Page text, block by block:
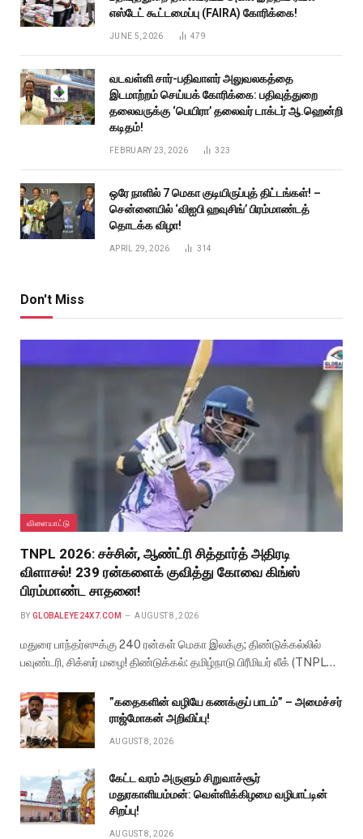
எஸ்டேட் கூட்டமைப்பு (FAIRA) கோரிக்கை!
JUNE 5, 2026 479
வடவள்ளி சார்-பதிவாளர் அலுவலகத்தை
இடமாற்றம் செய்யக் கோரிக்கை: பதிவுத்துறை
தலைவருக்கு ‘பெயிரா’ தலைவர் டாக்டர் ஆ.ஹென்றி
கடிதம்!
FEBRUARY 23, 2026 323
ஒரே நாளில் 7 மெகா குடியிருப்புத் திட்டங்கள்! –
சென்னையில் ‘விஐபி ஹவுசிங்’ பிரம்மாண்டத்
தொடக்க விழா!
APRIL 29, 2026 314
Don't Miss
விளையாட்டு
TNPL 2026: சச்சின், ஆண்ட்ரி சித்தார்த் அதிரடி
விளாசல்! 239 ரன்களைக் குவித்து கோவை கிங்ஸ்
பிரம்மாண்ட சாதனை!
BY GLOBALEYE24X7.COM AUGUST 8, 2026
மதுரை பாந்தர்ஸுக்கு 240 ரன்கள் மெகா இலக்கு; திண்டுக்கல்லில்
பவுண்டரி, சிக்ஸர் மழை! திண்டுக்கல்: தமிழ்நாடு பிரீமியர் லீக் (TNPL…
”கதைகளின் வழியே கணக்குப் பாடம்” – அமைச்சர்
ராஜ்மோகன் அறிவிப்பு!
AUGUST 8, 2026
கேட்ட வரம் அருளும் சிறுவாச்சூர்
மதுரகாளியம்மன்: வெள்ளிக்கிழமை வழிபாட்டின்
சிறப்பு!
AUGUST 8, 2026